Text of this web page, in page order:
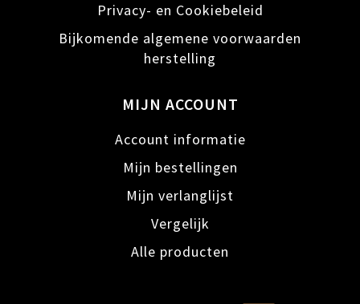
Privacy- en Cookiebeleid
Bijkomende algemene voorwaarden
herstelling
MIJN ACCOUNT
Account informatie
Mijn bestellingen
Mijn verlanglijst
Vergelijk
Alle producten